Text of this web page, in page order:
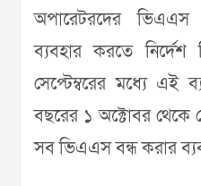
অপারেটরদের
ব্যবহার করতে
সেপ্টেম্বরের মধ্যে এই
বছরের ১ অক্টোবর থেকে
সব ভিএএস বন্ধ করার